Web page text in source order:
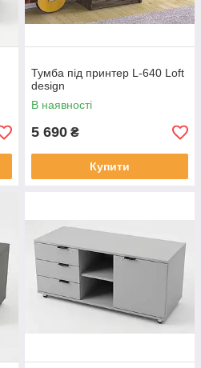
Тумба під принтер L-640 Loft
design
В наявності
5 690 ₴
Купити